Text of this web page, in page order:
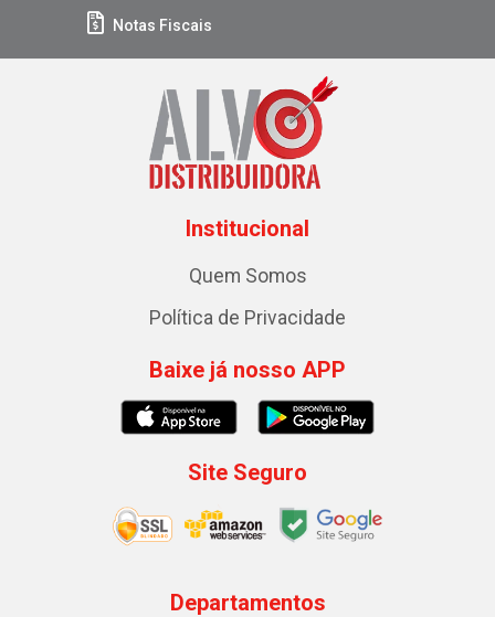
Notas Fiscais
Institucional
Quem Somos
Política de Privacidade
Baixe já nosso APP
Site Seguro
Departamentos